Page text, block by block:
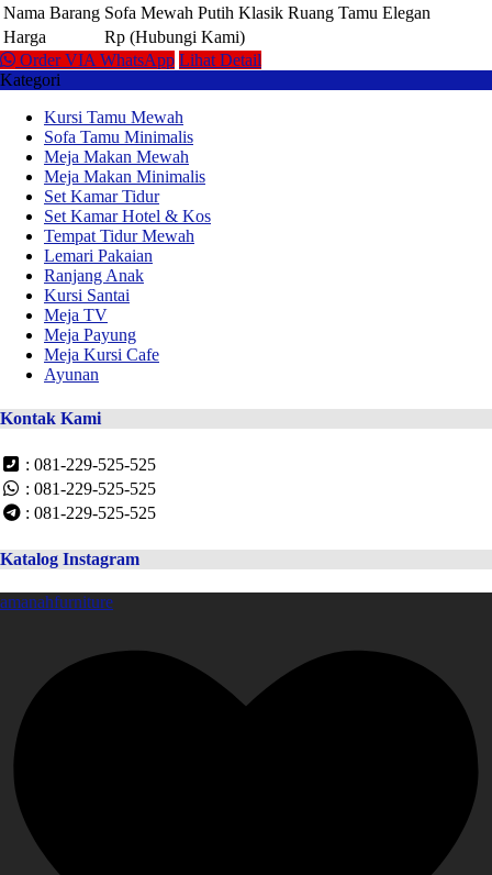
Nama Barang Sofa Mewah Putih Klasik Ruang Tamu Elegan
Harga
Rp (Hubungi Kami)
Order VIA WhatsApp Lihat Detail
Kategori
Kursi Tamu Mewah
Sofa Tamu Minimalis
Meja Makan Mewah
Meja Makan Minimalis
Set Kamar Tidur
Set Kamar Hotel & Kos
Tempat Tidur Mewah
Lemari Pakaian
Ranjang Anak
Kursi Santai
Meja TV
Meja Payung
Meja Kursi Cafe
Ayunan
Kontak Kami
: 081-229-525-525
: 081-229-525-525
: 081-229-525-525
Katalog Instagram
amanahfurniture